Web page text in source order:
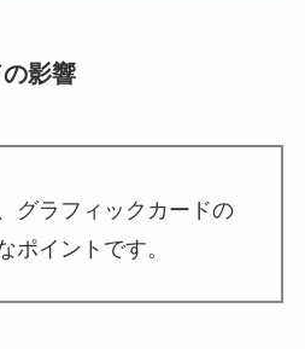
影響
グラフィックカードの
ポイントです。